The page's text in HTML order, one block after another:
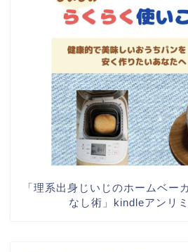
「理系出身じいじのホームベー
なし術」kindleアンリ